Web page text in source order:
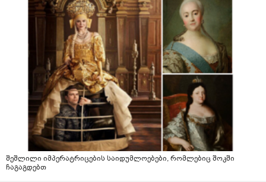
შეშლილი იმპერატრიცების საიდუმლოებები, რომლებიც შოკში
ჩაგაგდებთ